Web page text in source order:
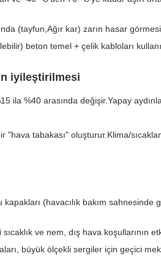
(tayfun,Ağır kar) zarın hasar
beton temel + çelik kabloları
iyileştirilmesi
ila %40 arasında değişir.Yapay
"hava tabakası" oluşturur.Klima/
(havacılık bakım
ve nem, dış hava koşullarının
büyük ölçekli sergiler için geçici